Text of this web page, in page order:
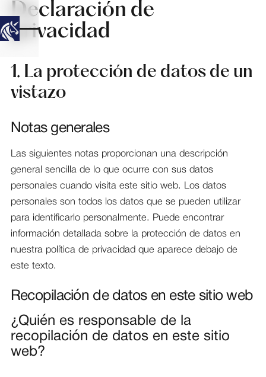
Declaración de
privacidad
1. La protección de datos de un
vistazo
Notas generales
Las siguientes notas proporcionan una descripción
general sencilla de lo que ocurre con sus datos
personales cuando visita este sitio web. Los datos
personales son todos los datos que se pueden utilizar
para identificarlo personalmente. Puede encontrar
información detallada sobre la protección de datos en
nuestra política de privacidad que aparece debajo de
este texto.
Recopilación de datos en este sitio web
¿Quién es responsable de la
recopilación de datos en este sitio
web?